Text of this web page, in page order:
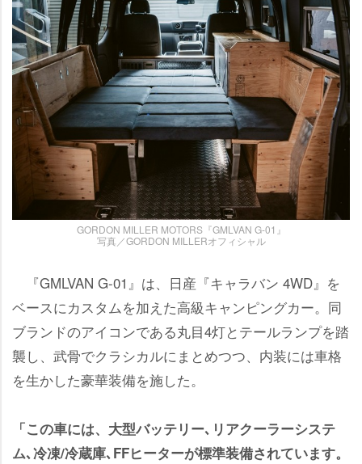
GORDON MILLER MOTORS『GMLVAN G-01』
写真／GORDON MILLERオフィシャル
『GMLVAN G-01』は、日産『キャラバン 4WD』を
ベースにカスタムを加えた高級キャンピングカー。同
ブランドのアイコンである丸目4灯とテールランプを踏
襲し、武骨でクラシカルにまとめつつ、内装には車格
を生かした豪華装備を施した。
「この車には、大型バッテリー､リアクーラーシステ
ム､冷凍/冷蔵庫､FFヒーターが標準装備されています。